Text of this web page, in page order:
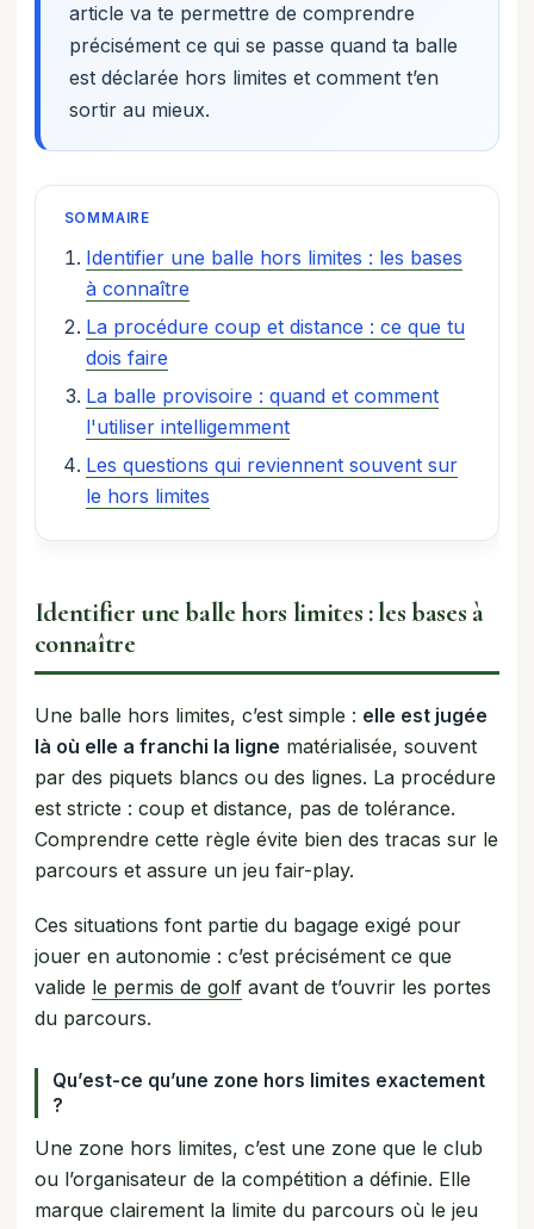
article va te permettre de comprendre
précisément ce qui se passe quand ta balle
est déclarée hors limites et comment t’en
sortir au mieux.
SOMMAIRE
Identifier une balle hors limites : les bases
à connaître
La procédure coup et distance : ce que tu
dois faire
La balle provisoire : quand et comment
l'utiliser intelligemment
Les questions qui reviennent souvent sur
le hors limites
Identifier une balle hors limites : les bases à
connaître
Une balle hors limites, c’est simple : elle est jugée
là où elle a franchi la ligne matérialisée, souvent
par des piquets blancs ou des lignes. La procédure
est stricte : coup et distance, pas de tolérance.
Comprendre cette règle évite bien des tracas sur le
parcours et assure un jeu fair-play.
Ces situations font partie du bagage exigé pour
jouer en autonomie : c’est précisément ce que
valide le permis de golfavant de t’ouvrir les portes
du parcours.
Qu’est-ce qu’une zone hors limites exactement
?
Une zone hors limites, c’est une zone que le club
ou l’organisateur de la compétition a définie. Elle
marque clairement la limite du parcours où le jeu